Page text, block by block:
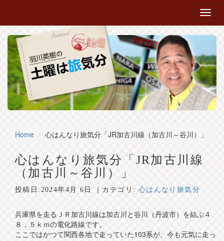
Home 心はんなり旅気分「JR加古川線（加古川～谷川）」
心はんなり旅気分「JR加古川線
（加古川～谷川）」
投稿日: 2024年4月 6日 ｜カテゴリ: 心はんなり旅気分
兵庫県を走るＪＲ加古川線は加古川と谷川（丹波市）を結ぶ４
８，５ｋｍの電化路線です。
ここではかつて関西各地で走っていた103系が、今も元気に走っ